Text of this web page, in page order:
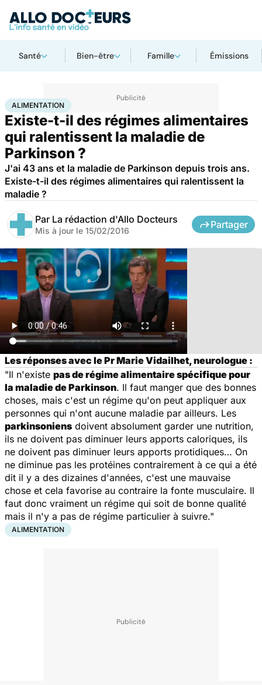
Santé Bien-être Famille Émissions
AccueilBien-être Nutrition Alimentation
ALIMENTATION
Existe-t-il des régimes alimentaires
qui ralentissent la maladie de
Parkinson ?
J'ai 43 ans et la maladie de Parkinson depuis trois ans.
Existe-t-il des régimes alimentaires qui ralentissent la
maladie ?
Par La rédaction d'Allo Docteurs
Mis à jour le 15/02/2016
Partager
Les réponses avec le Pr Marie Vidailhet, neurologue :
"Il n'existe pas de régime alimentaire spécifique pour
la maladie de Parkinson. Il faut manger que des bonnes
choses, mais c'est un régime qu'on peut appliquer aux
personnes qui n'ont aucune maladie par ailleurs. Les
parkinsoniens doivent absolument garder une nutrition,
ils ne doivent pas diminuer leurs apports caloriques, ils
ne doivent pas diminuer leurs apports protidiques… On
ne diminue pas les protéines contrairement à ce qui a été
dit il y a des dizaines d'années, c'est une mauvaise
chose et cela favorise au contraire la fonte musculaire. Il
faut donc vraiment un régime qui soit de bonne qualité
mais il n'y a pas de régime particulier à suivre."
ALIMENTATION